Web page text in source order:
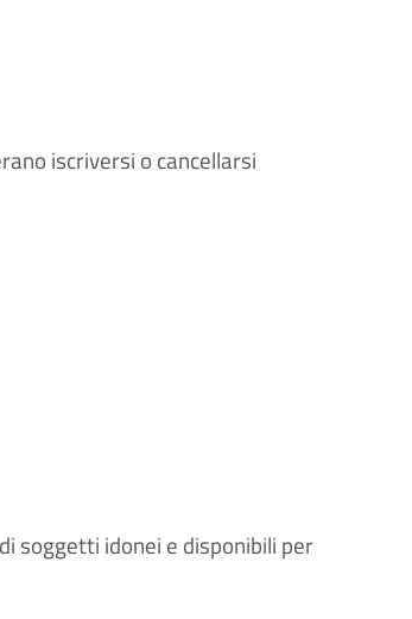
iscriversi o cancellarsi
soggetti idonei e disponibili per